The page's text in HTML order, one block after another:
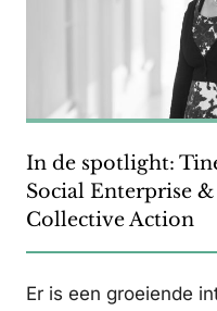
In de spotlight:
Social Enterprise
Collective Action
Er is een groeiende